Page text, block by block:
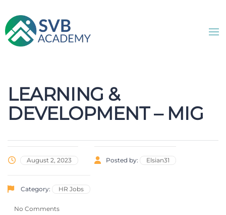
LEARNING &
DEVELOPMENT – MIG
August 2, 2023 Posted by: Elsian31
Category: HR Jobs
No Comments